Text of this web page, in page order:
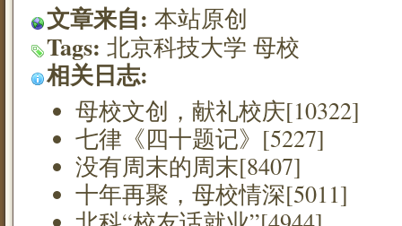
文章来自: 本站原创
Tags: 北京科技大学 母校
相关日志:
母校文创，献礼校庆[10322]
七律《四十题记》[5227]
没有周末的周末[8407]
十年再聚，母校情深[5011]